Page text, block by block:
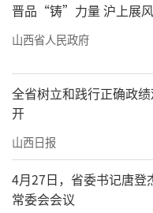
晋品“铸”力量 沪上展
山西省人民政府
全省树立和践行正确政
开
山西日报
4月27日，省委书记唐登
常委会会议